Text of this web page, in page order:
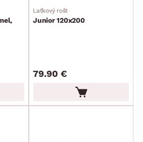
Laťkový rošt
Junior 120x200
79.90 €